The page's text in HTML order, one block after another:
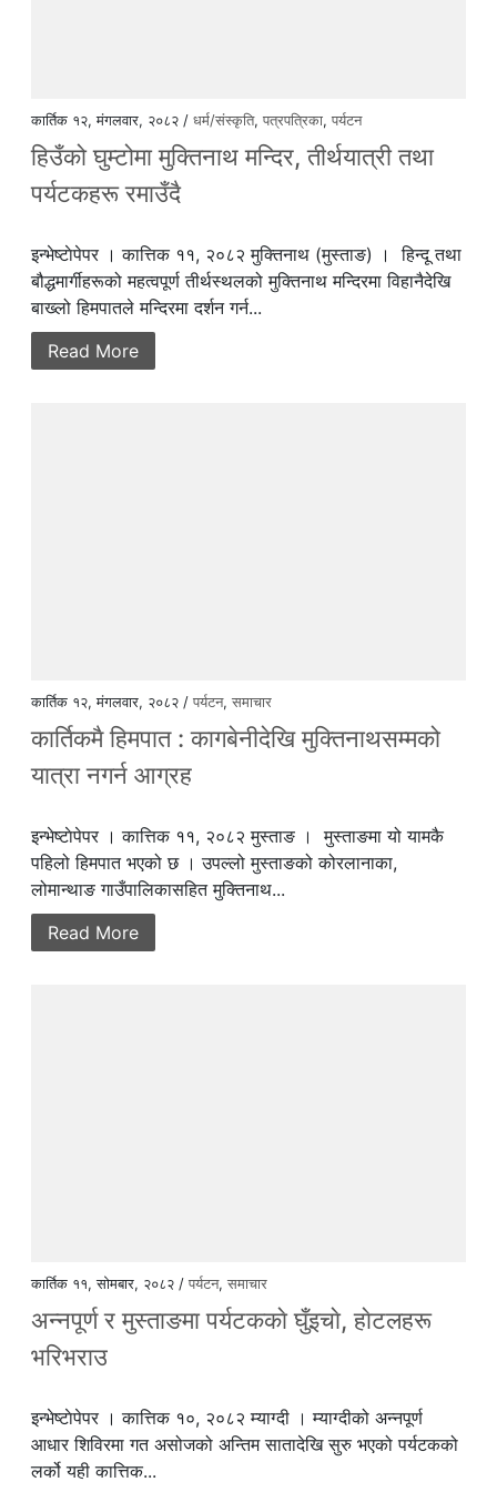
कार्तिक १२, मंगलवार, २०८२ /धर्म/संस्कृति,पत्रपत्रिका,पर्यटन
हिउँको घुम्टोमा मुक्तिनाथ मन्दिर, तीर्थयात्री तथा
पर्यटकहरू रमाउँदै
इन्भेष्टाेपेपर । कात्तिक ११, २०८२ मुक्तिनाथ (मुस्ताङ) । हिन्दू तथा
बौद्धमार्गीहरूको महत्वपूर्ण तीर्थस्थलको मुक्तिनाथ मन्दिरमा विहानैदेखि
बाख्लो हिमपातले मन्दिरमा दर्शन गर्न...
Read More
कार्तिक १२, मंगलवार, २०८२ /पर्यटन,समाचार
कार्तिकमै हिमपात : कागबेनीदेखि मुक्तिनाथसम्मको
यात्रा नगर्न आग्रह
इन्भेष्टाेपेपर । कात्तिक ११, २०८२ मुस्ताङ । मुस्ताङमा यो यामकै
पहिलो हिमपात भएको छ । उपल्लो मुस्ताङको कोरलानाका,
लोमान्थाङ गाउँपालिकासहित मुक्तिनाथ...
Read More
कार्तिक ११, सोमबार, २०८२ /पर्यटन,समाचार
अन्नपूर्ण र मुस्ताङमा पर्यटककाे घुँइचाे, हाेटलहरू
भरिभराउ
इन्भेष्टाेपेपर । कात्तिक १०, २०८२ म्याग्दी । म्याग्दीको अन्नपूर्ण
आधार शिविरमा गत असोजको अन्तिम सातादेखि सुरु भएको पर्यटकको
लर्को यही कात्तिक...